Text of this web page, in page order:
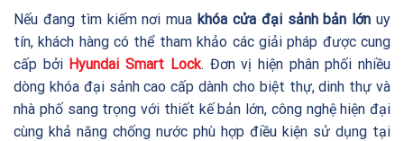
Nếu đang tìm kiếm nơi mua khóa cửa đại sảnh bản lớn uy
tín, khách hàng có thể tham khảo các giải pháp được cung
cấp bởi Hyundai Smart Lock. Đơn vị hiện phân phối nhiều
dòng khóa đại sảnh cao cấp dành cho biệt thự, dinh thự và
nhà phố sang trọng với thiết kế bản lớn, công nghệ hiện đại
cùng khả năng chống nước phù hợp điều kiện sử dụng tại